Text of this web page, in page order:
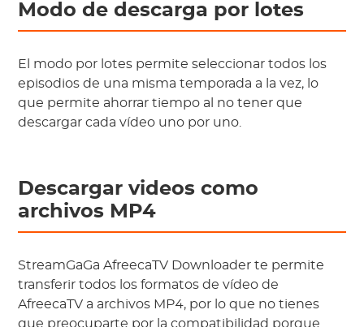
Modo de descarga por lotes
El modo por lotes permite seleccionar todos los
episodios de una misma temporada a la vez, lo
que permite ahorrar tiempo al no tener que
descargar cada vídeo uno por uno.
Descargar videos como
archivos MP4
StreamGaGa AfreecaTV Downloader te permite
transferir todos los formatos de vídeo de
AfreecaTV a archivos MP4, por lo que no tienes
que preocuparte por la compatibilidad porque